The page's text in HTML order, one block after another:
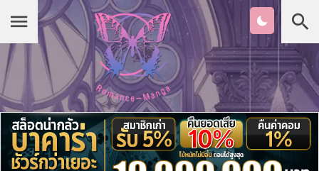
หน้าแรก
หมวดมังงะ
Chapter
List
1
ตอน
ที่
น
2
ตอน
ที่